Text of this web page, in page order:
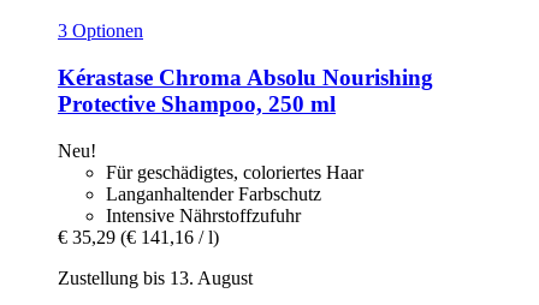
3 Optionen
Kérastase Chroma Absolu Nourishing
Protective Shampoo, 250 ml
Neu!
Für geschädigtes, coloriertes Haar
Langanhaltender Farbschutz
Intensive Nährstoffzufuhr
€ 35,29 (€ 141,16 / l)
Zustellung bis 13. August